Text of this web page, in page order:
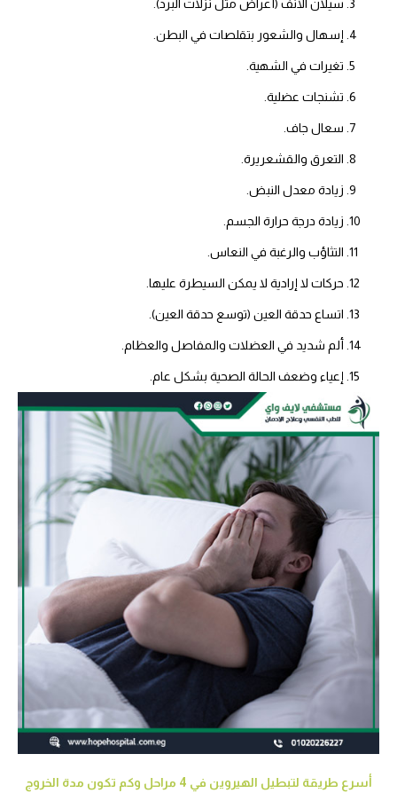
سيلان الأنف (أعراض مثل نزلات البرد).
إسهال والشعور بتقلصات في البطن.
تغيرات في الشهية.
تشنجات عضلية.
سعال جاف.
التعرق والقشعريرة.
زيادة معدل النبض.
زيادة درجة حرارة الجسم.
التثاؤب والرغبة في النعاس.
حركات لا إرادية لا يمكن السيطرة عليها.
اتساع حدقة العين (توسع حدقة العين).
ألم شديد في العضلات والمفاصل والعظام.
إعياء وضعف الحالة الصحية بشكل عام.
أسرع طريقة لتبطيل الهيروين في 4 مراحل وكم تكون مدة الخروج